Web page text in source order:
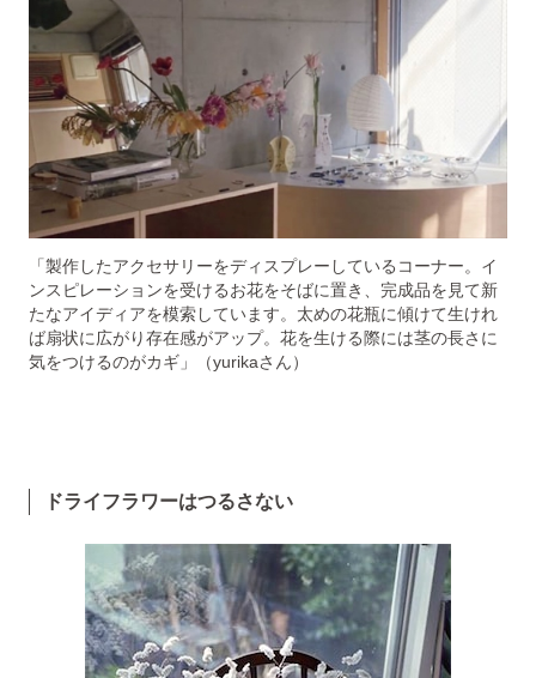
「製作したアクセサリーをディスプレーしているコーナー。イ
ンスピレーションを受けるお花をそばに置き、完成品を見て新
たなアイディアを模索しています。太めの花瓶に傾けて生けれ
ば扇状に広がり存在感がアップ。花を生ける際には茎の長さに
気をつけるのがカギ」（yurikaさん）
ドライフラワーはつるさない